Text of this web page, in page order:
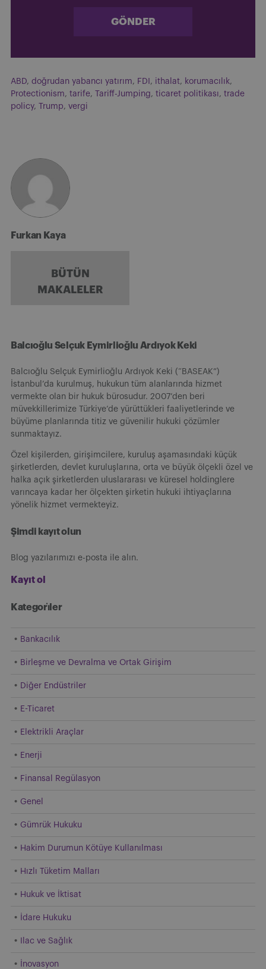
GÖNDER
ABD, doğrudan yabancı yatırım, FDI , ithalat, korumacılık,
Protectionism, tarife, Tariff-Jumping, ticaret politikası, trade
policy, Trump, vergi
Furkan Kaya
BÜTÜN
MAKALELER
Balcıoğlu Selçuk Eymirlioğlu Ardıyok Keki
Balcıoğlu Selçuk Eymirlioğlu Ardıyok Keki (“BASEAK”)
İstanbul’da kurulmuş, hukukun tüm alanlarında hizmet
vermekte olan bir hukuk bürosudur. 2007’den beri
müvekkillerimize Türkiye’de yürüttükleri faaliyetlerinde ve
büyüme planlarında titiz ve güvenilir hukuki çözümler
sunmaktayız.
Özel kişilerden, girişimcilere, kuruluş aşamasındaki küçük
şirketlerden, devlet kuruluşlarına, orta ve büyük ölçekli özel ve
halka açık şirketlerden uluslararası ve küresel holdinglere
varıncaya kadar her ölçekten şirketin hukuki ihtiyaçlarına
yönelik hizmet vermekteyiz.
Şimdi kayıt olun
Blog yazılarımızı e-posta ile alın.
Kayıt ol
Kategori̇ler
Bankacılık
Birleşme ve Devralma ve Ortak Girişim
Diğer Endüstriler
E-Ticaret
Elektrikli Araçlar
Enerji
Finansal Regülasyon
Genel
Gümrük Hukuku
Hakim Durumun Kötüye Kullanılması
Hızlı Tüketim Malları
Hukuk ve İktisat
İdare Hukuku
Ilac ve Sağlık
İnovasyon